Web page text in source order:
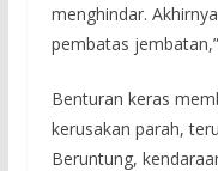
menghindar.
pembatas
Benturan keras
kerusakan parah,
Beruntung,